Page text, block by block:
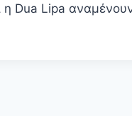
η Dua Lipa